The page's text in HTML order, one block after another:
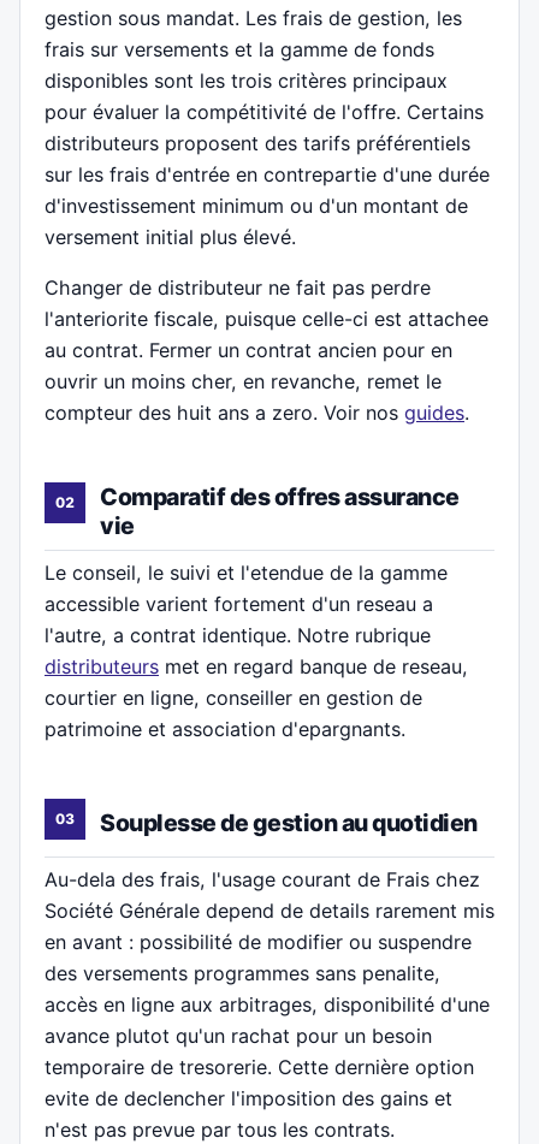
gestion sous mandat. Les frais de gestion, les
frais sur versements et la gamme de fonds
disponibles sont les trois critères principaux
pour évaluer la compétitivité de l'offre. Certains
distributeurs proposent des tarifs préférentiels
sur les frais d'entrée en contrepartie d'une durée
d'investissement minimum ou d'un montant de
versement initial plus élevé.
Changer de distributeur ne fait pas perdre
l'anteriorite fiscale, puisque celle-ci est attachee
au contrat. Fermer un contrat ancien pour en
ouvrir un moins cher, en revanche, remet le
compteur des huit ans a zero. Voir nos guides.
Comparatif des offres assurance
vie
Le conseil, le suivi et l'etendue de la gamme
accessible varient fortement d'un reseau a
l'autre, a contrat identique. Notre rubrique
distributeurs met en regard banque de reseau,
courtier en ligne, conseiller en gestion de
patrimoine et association d'epargnants.
Souplesse de gestion au quotidien
Au-dela des frais, l'usage courant de Frais chez
Société Générale depend de details rarement mis
en avant : possibilité de modifier ou suspendre
des versements programmes sans penalite,
accès en ligne aux arbitrages, disponibilité d'une
avance plutot qu'un rachat pour un besoin
temporaire de tresorerie. Cette dernière option
evite de declencher l'imposition des gains et
n'est pas prevue par tous les contrats.